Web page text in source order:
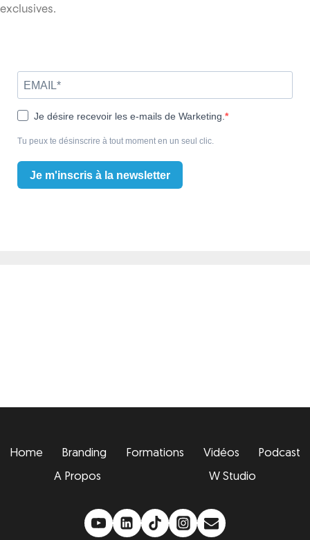
exclusives.
Je désire recevoir les e-mails de Warketing.
Tu peux te désinscrire à tout moment en un seul clic.
Je m'inscris à la newsletter
Home Branding Formations Vidéos
Podcast
A Propos
W Studio